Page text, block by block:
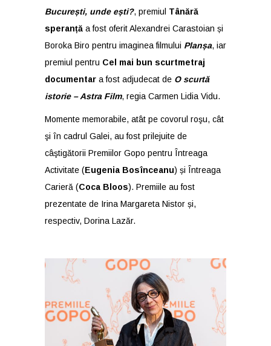
București, unde ești?, premiul Tânără
speranță a fost oferit Alexandrei Carastoian și
Boroka Biro pentru imaginea filmului Planșa, iar
premiul pentru Cel mai bun scurtmetraj
documentar a fost adjudecat de O scurtă
istorie – Astra Film, regia Carmen Lidia Vidu.
Momente memorabile, atât pe covorul roşu, cât
şi în cadrul Galei, au fost prilejuite de
câştigătorii Premiilor Gopo pentru Întreaga
Activitate (Eugenia Bosînceanu) și Întreaga
Carieră (Coca Bloos). Premiile au fost
prezentate de Irina Margareta Nistor și,
respectiv, Dorina Lazăr.